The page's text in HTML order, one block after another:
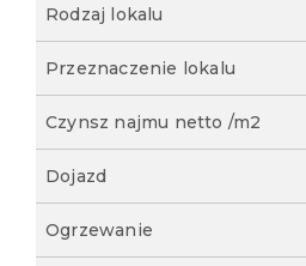
Rodzaj lokalu
Przeznaczenie lokalu
Czynsz najmu netto /m2
Dojazd
Ogrzewanie